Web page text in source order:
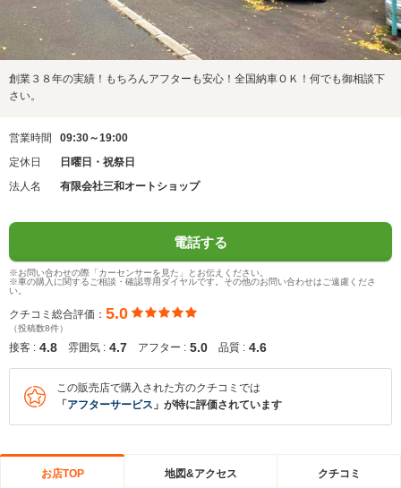
創業３８年の実績！もちろんアフターも安心！全国納車ＯＫ！何でも御相談下
さい。
営業時間
09:30～19:00
定休日
日曜日・祝祭日
法人名
有限会社三和オートショップ
電話する
※お問い合わせの際「カーセンサーを見た」とお伝えください。
※車の購入に関するご相談・確認専用ダイヤルです。その他のお問い合わせはご遠慮くださ
い。
クチコミ総合評価： 5.0
（投稿数8件）
接客 : 4.8 雰囲気 : 4.7 アフター : 5.0 品質 : 4.6
この販売店で購入された方のクチコミでは
「 アフターサービス 」が特に評価されています
お店TOP 地図&アクセス クチコミ